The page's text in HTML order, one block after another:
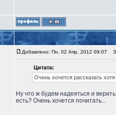
Добавлено: Пн, 02 Апр, 2012 09:07
Цитата:
Очень хочется рассказать
Ну что ж будем надеяться и
есть? Очень хочется почитать...